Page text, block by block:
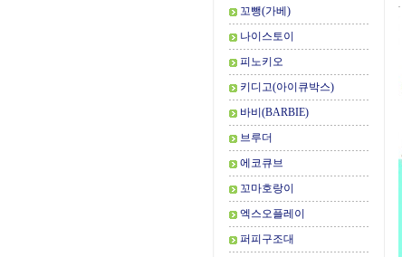
꼬뺑(가베)
나이스토이
피노키오
키디고(아이큐박스)
바비(BARBIE)
브루더
에코큐브
꼬마호랑이
엑스오플레이
퍼피구조대